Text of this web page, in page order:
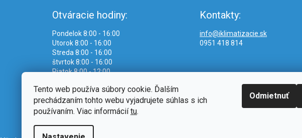
Tento web používa súbory cookie. Ďalším
prechádzaním tohto webu vyjadrujete súhlas s ich
používaním. Viac informáciítu.
Odmietnuť
Otváracie hodiny:
Pondelok 8:00 - 16:00
Utorok 8:00 - 16:00
Streda 8:00 - 16:00
štvrtok 8:00 - 16:00
Piatok 8:00 - 12:00
Kontakty:
info@iklimatizacie.sk
0951 418 814